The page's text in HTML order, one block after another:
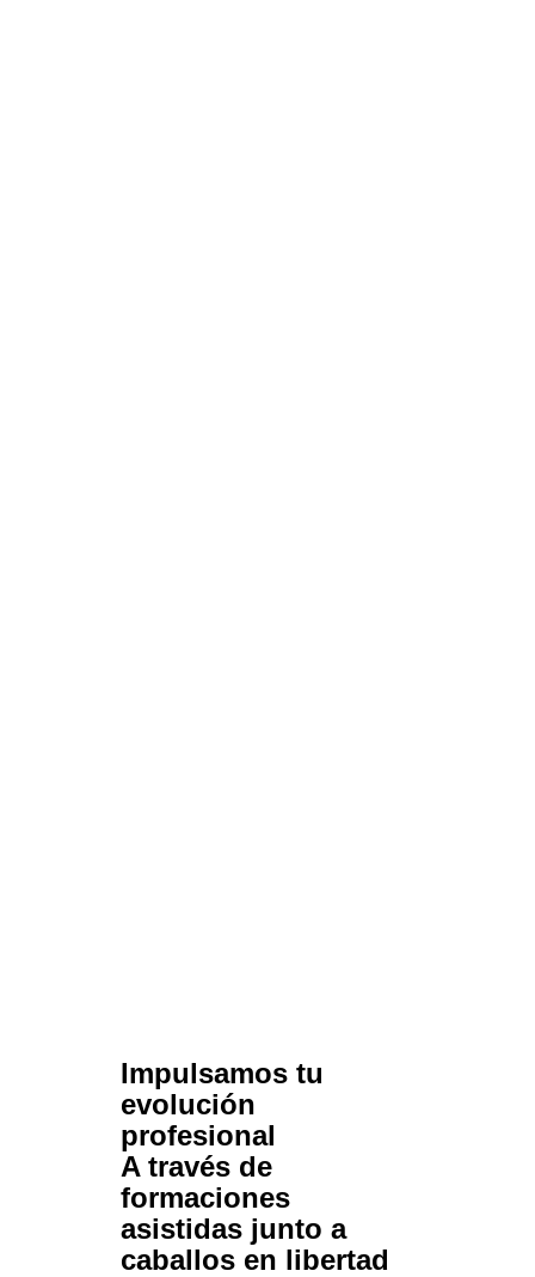
Impulsamos tu
evolución
profesional
A través de
formaciones
asistidas junto a
caballos en libertad